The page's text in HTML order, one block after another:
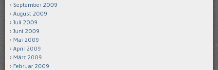
September 2009
August 2009
Juli 2009
Juni 2009
Mai 2009
April 2009
März 2009
Februar 2009